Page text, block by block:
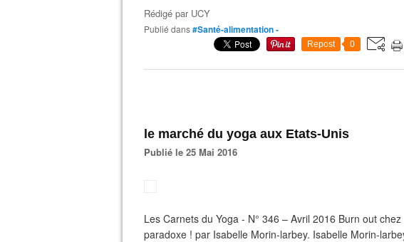
Rédigé par UCY
Publié dans#Santé-alimentation -
Repost 0
le marché du yoga aux Etats-Unis
Publié le 25 Mai 2016
Les Carnets du Yoga - N° 346 – Avril 2016 Burn out
paradoxe ! par Isabelle Morin-larbey. Isabelle Morin-